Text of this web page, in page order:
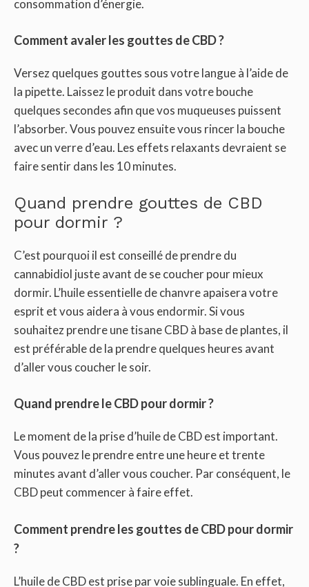
consommation d’énergie.
Comment avaler les gouttes de CBD ?
Versez quelques gouttes sous votre langue à l’aide de
la pipette. Laissez le produit dans votre bouche
quelques secondes afin que vos muqueuses puissent
l’absorber. Vous pouvez ensuite vous rincer la bouche
avec un verre d’eau. Les effets relaxants devraient se
faire sentir dans les 10 minutes.
Quand prendre gouttes de CBD
pour dormir ?
C’est pourquoi il est conseillé de prendre du
cannabidiol juste avant de se coucher pour mieux
dormir. L’huile essentielle de chanvre apaisera votre
esprit et vous aidera à vous endormir. Si vous
souhaitez prendre une tisane CBD à base de plantes, il
est préférable de la prendre quelques heures avant
d’aller vous coucher le soir.
Quand prendre le CBD pour dormir ?
Le moment de la prise d’huile de CBD est important.
Vous pouvez le prendre entre une heure et trente
minutes avant d’aller vous coucher. Par conséquent, le
CBD peut commencer à faire effet.
Comment prendre les gouttes de CBD pour dormir
?
L’huile de CBD est prise par voie sublinguale. En effet,